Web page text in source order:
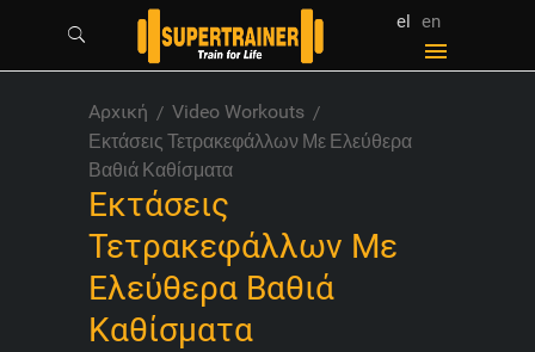
el en
Αρχική
Video Workouts
Εκτάσεις Τετρακεφάλλων Με Ελεύθερα
Βαθιά Καθίσματα
Εκτάσεις
Τετρακεφάλλων Με
Ελεύθερα Βαθιά
Καθίσματα